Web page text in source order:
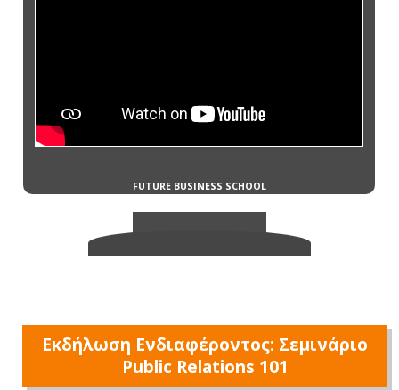
Εκδήλωση Ενδιαφέροντος: Σεμινάριο
Public Relations 101